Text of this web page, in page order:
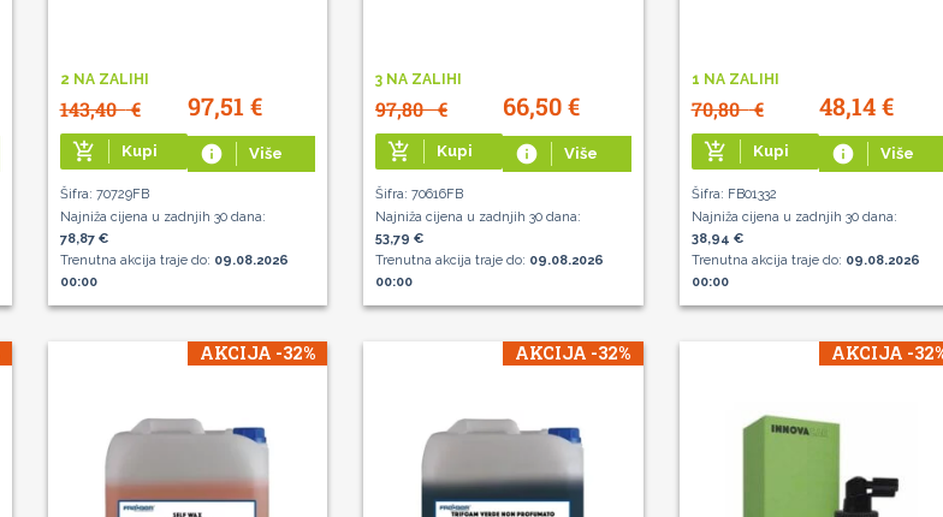
2 NA ZALIHI
143,40€ 97,51 €
add_shopping_cart Kupi info Više
Šifra: 70729FB
Najniža cijena u zadnjih 30 dana:
78,87 €
Trenutna akcija traje do: 09.08.2026
00:00
3 NA ZALIHI
97,80€ 66,50€
add_shopping_cart Kupi info Više
Šifra: 70616FB
Najniža cijena u zadnjih 30 dana:
53,79 €
Trenutna akcija traje do: 09.08.2026
00:00
1 NA ZALIHI
70,80€ 48,14€
add_shopping_cart Kupi info Više
Šifra: FB01332
Najniža cijena u zadnjih 30 dana:
38,94 €
Trenutna akcija traje do: 09.08.2026
00:00
AKCIJA -32% AKCIJA -32% AKCIJA -